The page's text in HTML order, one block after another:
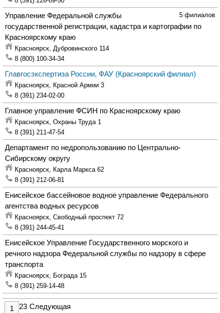
5 филиалов
Управление Федеральной службы
государственной регистрации, кадастра и картографии по
Красноярскому краю
Красноярск, Дубровинского 114
8 (800) 100-34-34
Главгосэкспертиза России, ФАУ (Красноярский филиал)
Красноярск, Красной Армии 3
8 (391) 234-02-00
Главное управление ФСИН по Красноярскому краю
Красноярск, Охраны Труда 1
8 (391) 211-47-54
Департамент по недропользованию по Центрально-
Сибирскому округу
Красноярск, Карла Маркса 62
8 (391) 212-06-81
Енисейское бассейновое водное управление Федерального
агентства водных ресурсов
Красноярск, Свободный проспект 72
8 (391) 244-45-41
Енисейское Управление Государственного морского и
речного надзора Федеральной службы по надзору в сфере
транспорта
Красноярск, Бограда 15
8 (391) 259-14-48
1 23 Следующая